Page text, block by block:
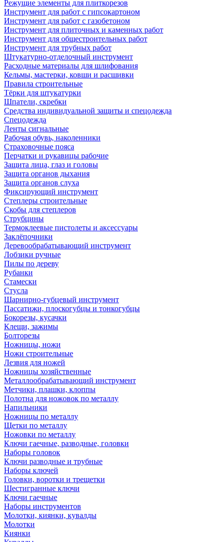
Режущие элементы для плиткорезов
Инструмент для работ с гипсокартоном
Инструмент для работ с газобетоном
Инструмент для плиточных и каменных работ
Инструмент для общестроительных работ
Инструмент для трубных работ
Штукатурно-отделочный инструмент
Расходные материалы для шлифования
Кельмы, мастерки, ковши и расшивки
Правила строительные
Тёрки для штукатурки
Шпатели, скребки
Средства индивидуальной защиты и спецодежда
Спецодежда
Ленты сигнальные
Рабочая обувь, наколенники
Страховочные пояса
Перчатки и рукавицы рабочие
Защита лица, глаз и головы
Защита органов дыхания
Защита органов слуха
Фиксирующий инструмент
Степлеры строительные
Скобы для степлеров
Струбцины
Термоклеевые пистолеты и аксессуары
Заклёпочники
Деревообрабатывающий инструмент
Лобзики ручные
Пилы по дереву
Рубанки
Стамески
Стусла
Шарнирно-губцевый инструмент
Пассатижи, плоскогубцы и тонкогубцы
Бокорезы, кусачки
Клещи, зажимы
Болторезы
Ножницы, ножи
Ножи строительные
Лезвия для ножей
Ножницы хозяйственные
Металлообрабатывающий инструмент
Метчики, плашки, клоппы
Полотна для ножовок по металлу
Напильники
Ножницы по металлу
Щетки по металлу
Ножовки по металлу
Ключи гаечные, разводные, головки
Наборы головок
Ключи разводные и трубные
Наборы ключей
Головки, воротки и трещетки
Шестигранные ключи
Ключи гаечные
Наборы инструментов
Молотки, киянки, кувалды
Молотки
Киянки